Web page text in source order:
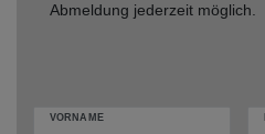
Abmeldung jederzeit möglich.
VORNAME